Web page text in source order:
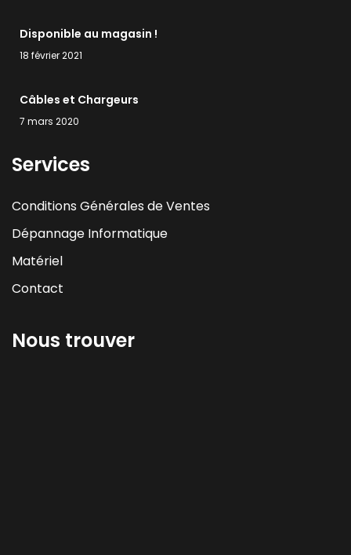
Disponible au magasin !
18 février 2021
Câbles et Chargeurs
7 mars 2020
Services
Conditions Générales de Ventes
Dépannage Informatique
Matériel
Contact
Nous trouver